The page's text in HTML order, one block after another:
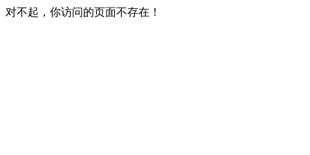
对不起，你访问的页面不存在！